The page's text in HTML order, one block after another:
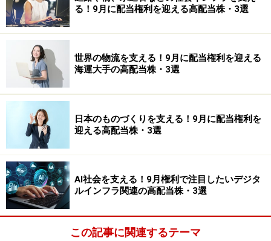
があります。
また、国債利回りが上昇すると、投資家の資金がREITか
ら国債へ移ることがあります。例えば、以前は利回りの
高いREITに魅力を感じていた投資家でも、国債の利回り
が上昇すれば国債を選ぶケースが出てくるためです。そ
の結果、REIT価格が下落することがあります。
金利上昇局面で見るべきポイント
ただし、「金利が上がるとREITは必ず下落する」という
わけではありません。景気が改善し、企業活動が活発に
なるとオフィス需要が増えることがあります。また、観
光客が増えればホテル需要が拡大することもあります。
その結果、賃料収入が増加し、金利上昇の影響を吸収す
る！9月に配当権利を迎える高配当株・3選
世界の物流を支える！9月に配当権利を迎える
海運大手の高配当株・3選
日本のものづくりを支える！9月に配当権利を
迎える高配当株・3選
AI社会を支える！9月権利で注目したいデジタ
ルインフラ関連の高配当株・3選
この記事に関連するテーマ